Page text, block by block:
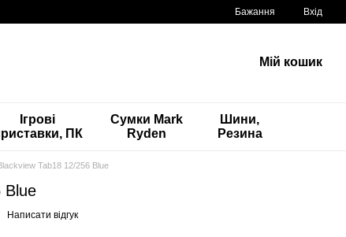
Бажання Вхід
Мій кошик
Ігрові
ПК
Сумки Mark
Ryden
Шини,
Резина
Tab18 12/256 Blue
Blue
Написати відгук